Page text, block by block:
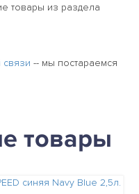
товары из раздела
связи -- мы постараемся
товары